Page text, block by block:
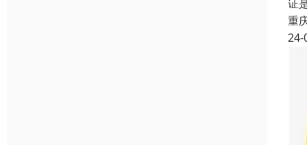
证
重
24-